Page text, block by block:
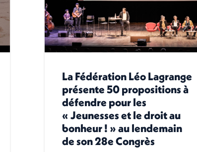
La Fédération Léo Lagrange
présente 50 propositions à
défendre pour les
« Jeunesses et le droit au
bonheur ! » au lendemain
de son 28e Congrès